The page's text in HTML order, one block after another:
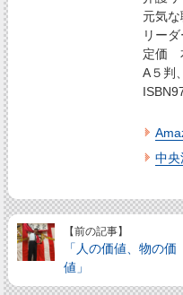
元気
リー
定価
A５判
中
【前の記事】
「人の価値、物の価
値」